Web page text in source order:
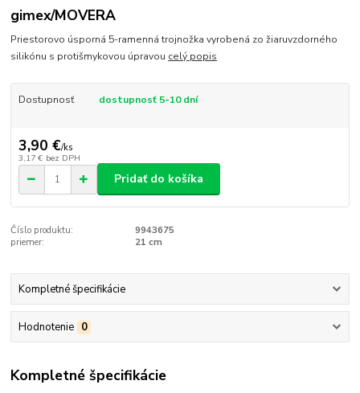
gimex/MOVERA
Priestorovo úsporná 5-ramenná trojnožka vyrobená zo žiaruvzdorného
silikónu s protišmykovou úpravou celý popis
Dostupnosť dostupnosť 5-10 dní
3,90 €/ks
3,17 € bez DPH
Pridať do košíka
Číslo produktu:
9943675
priemer:
21 cm
Kompletné špecifikácie
Hodnotenie 0
Kompletné špecifikácie